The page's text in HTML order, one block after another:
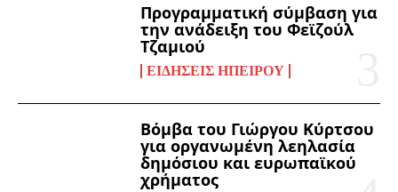
Προγραμματική σύμβαση για
την ανάδειξη του Φεϊζούλ
Τζαμιού
ΕΙΔΉΣΕΙΣ ΗΠΕΊΡΟΥ
Βόμβα του Γιώργου Κύρτσου
για οργανωμένη λεηλασία
δημόσιου και ευρωπαϊκού
χρήματος